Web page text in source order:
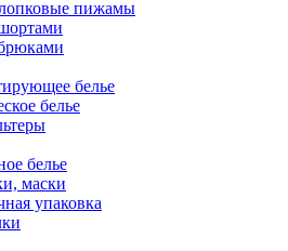
пижамы
белье
белье
белье
маски
упаковка